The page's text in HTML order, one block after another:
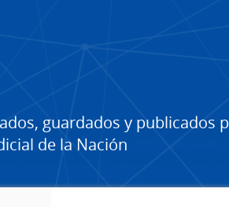
guardados y publicados
de la Nación